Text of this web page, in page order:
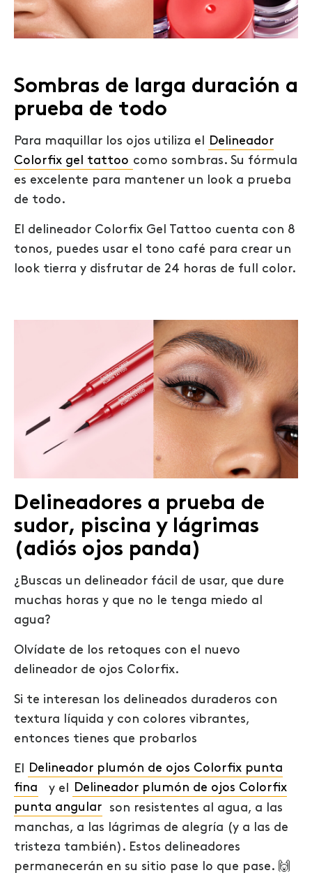
Sombras de larga duración a
prueba de todo
Para maquillar los ojos utiliza el Delineador
Colorfix gel tattoo como sombras. Su fórmula
es excelente para mantener un look a prueba
de todo.
El delineador Colorfix Gel Tattoo cuenta con 8
tonos, puedes usar el tono café para crear un
look tierra y disfrutar de 24 horas de full color.
Delineadores a prueba de
sudor, piscina y lágrimas
(adiós ojos panda)
¿Buscas un delineador fácil de usar, que dure
muchas horas y que no le tenga miedo al
agua?
Olvídate de los retoques con el nuevo
delineador de ojos Colorfix.
Si te interesan los delineados duraderos con
textura líquida y con colores vibrantes,
entonces tienes que probarlos
El Delineador plumón de ojos Colorfix punta
fina
y el Delineador plumón de ojos Colorfix
punta angular
son resistentes al agua, a las
manchas, a las lágrimas de alegría (y a las de
tristeza también). Estos delineadores
permanecerán en su sitio pase lo que pase. 🙌